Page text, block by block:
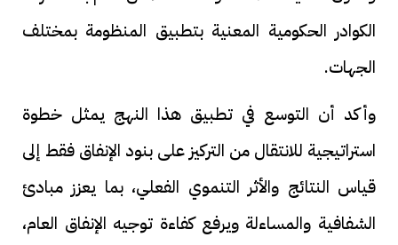
الكوادر الحكومية المعنية بتطبيق المنظومة بمختلف
الجهات.
وأكد أن التوسع في تطبيق هذا النهج يمثل خطوة
استراتيجية للانتقال من التركيز على بنود الإنفاق فقط إلى
قياس النتائج والأثر التنموي الفعلي، بما يعزز مبادئ
الشفافية والمساءلة ويرفع كفاءة توجيه الإنفاق العام،